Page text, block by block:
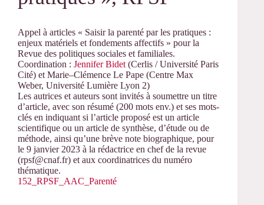
Appel à articles « Saisir la parenté par les pratiques :
enjeux matériels et fondements affectifs » pour la
Revue des politiques sociales et familiales.
Coordination : Jennifer Bidet (Cerlis / Université Paris
Cité) et Marie–Clémence Le Pape (Centre Max
Weber, Université Lumière Lyon 2)
Les autrices et auteurs sont invités à soumettre un titre
d’article, avec son résumé (200 mots env.) et ses mots-
clés en indiquant si l’article proposé est un article
scientifique ou un article de synthèse, d’étude ou de
méthode, ainsi qu’une brève note biographique, pour
le 9 janvier 2023 à la rédactrice en chef de la revue
(rpsf@cnaf.fr) et aux coordinatrices du numéro
thématique.
152_RPSF_AAC_Parenté